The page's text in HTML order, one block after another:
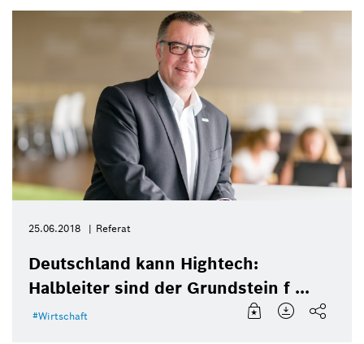
25.06.2018 Referat
Deutschland kann Hightech:
Halbleiter sind der Grundstein f ...
Wirtschaft